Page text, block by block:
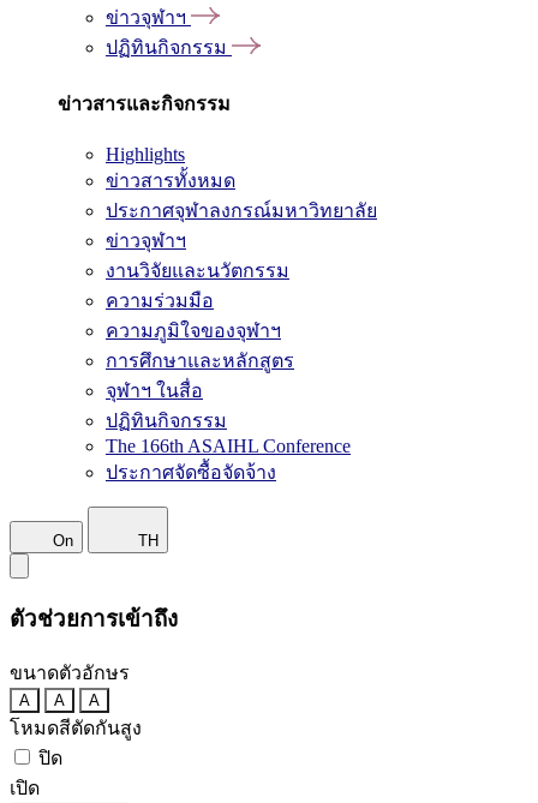
ข่าวจุฬาฯ
ปฏิทินกิจกรรม
ข่าวสารและกิจกรรม
Highlights
ข่าวสารทั้งหมด
ประกาศจุฬาลงกรณ์มหาวิทยาลัย
ข่าวจุฬาฯ
งานวิจัยและนวัตกรรม
ความร่วมมือ
ความภูมิใจของจุฬาฯ
การศึกษาและหลักสูตร
จุฬาฯ ในสื่อ
ปฏิทินกิจกรรม
The 166th ASAIHL Conference
ประกาศจัดซื้อจัดจ้าง
On TH
ตัวช่วยการเข้าถึง
ขนาดตัวอักษร
A A A
โหมดสีตัดกันสูง
ปิด
เปิด